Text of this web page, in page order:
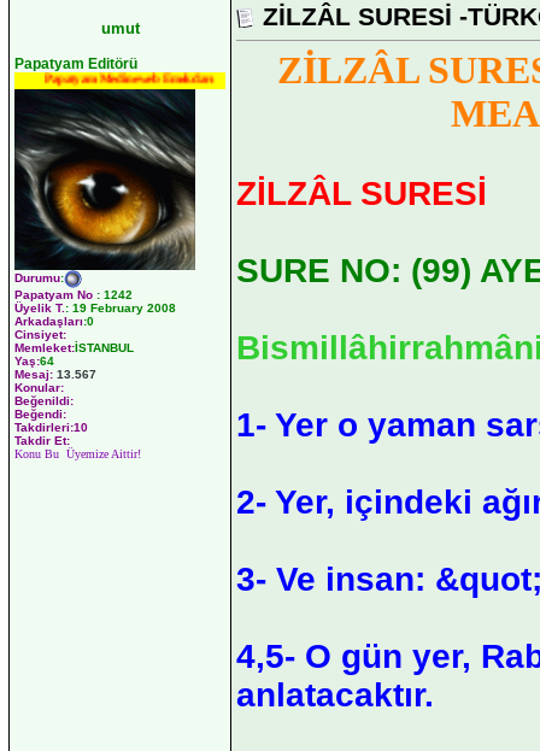
umut
Papatyam Editörü
Papatyam Medineweb Emekdarı
Durumu:
Papatyam No : 1242
Üyelik T. : 19 February 2008
Arkadaşları:0
Cinsiyet:
Memleket:İSTANBUL
Yaş:64
Mesaj: 13.567
Konular:
Beğenildi:
Beğendi:
Takdirleri:10
Takdir Et:
Konu Bu Üyemize Aittir!
ZİLZÂL SURESİ -
ZİLZÂL
ZİLZÂL SURESİ
SURE NO: (99)
1- Yer o yaman
2- Yer, içindeki
3- Ve insan:
4,5- O gün yer,
anlatacaktır.